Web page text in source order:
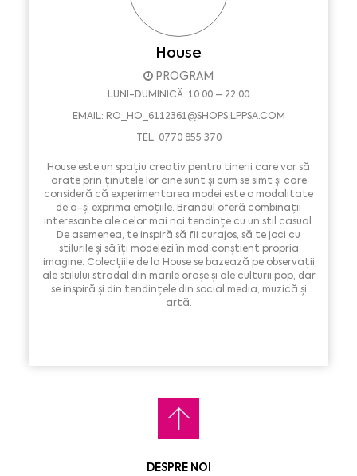
House
PROGRAM
LUNI-DUMINICĂ: 10:00 – 22:00
EMAIL: RO_HO_6112361@SHOPS.LPPSA.COM
TEL: 0770 855 370
House este un spațiu creativ pentru tinerii care vor să
arate prin ținutele lor cine sunt și cum se simt și care
consideră că experimentarea modei este o modalitate
de a-și exprima emoțiile. Brandul oferă combinații
interesante ale celor mai noi tendințe cu un stil casual.
De asemenea, te inspiră să fii curajos, să te joci cu
stilurile și să îți modelezi în mod conștient propria
imagine. Colecțiile de la House se bazează pe observații
ale stilului stradal din marile orașe și ale culturii pop, dar
se inspiră și din tendințele din social media, muzică și
artă.
DESPRE NOI